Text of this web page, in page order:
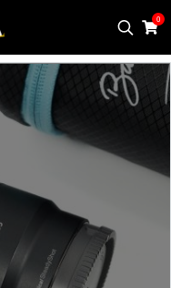
0